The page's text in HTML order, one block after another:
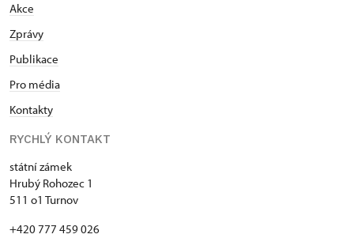
Akce
Zprávy
Publikace
Pro média
Kontakty
RYCHLÝ KONTAKT
státní zámek
Hrubý Rohozec 1
511 o1 Turnov
+420 777 459 026